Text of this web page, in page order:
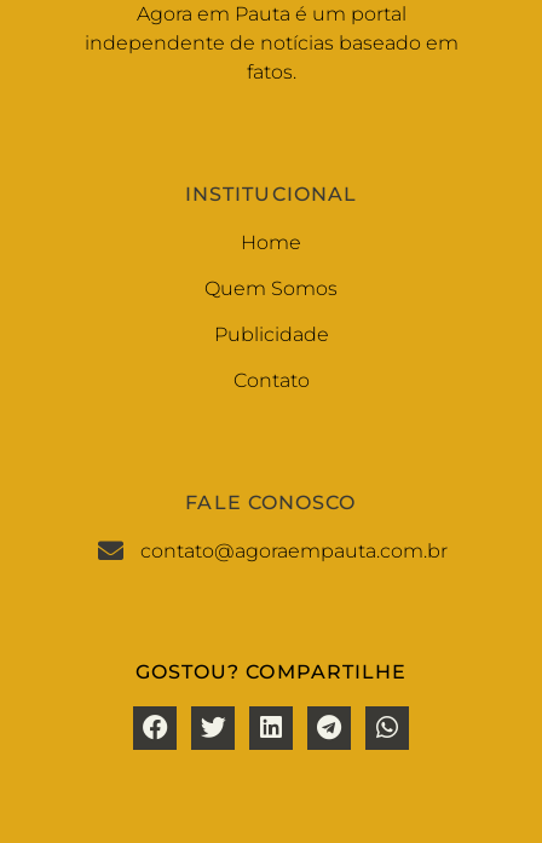
Agora em Pauta é um portal
independente de notícias baseado em
fatos.
INSTITUCIONAL
Home
Quem Somos
Publicidade
Contato
FALE CONOSCO
contato@agoraempauta.com.br
GOSTOU? COMPARTILHE